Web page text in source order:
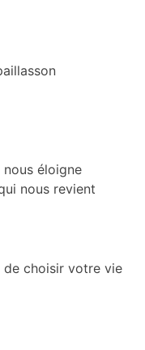
nous éloigne
nous revient
choisir votre vie